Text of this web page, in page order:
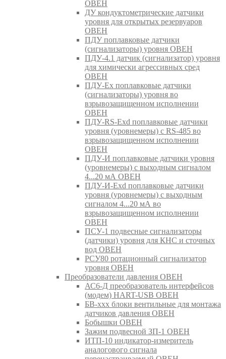
ОВЕН
ДУ кондуктометрические датчики
уровня для открытых резервуаров
ОВЕН
ПДУ поплавковые датчики
(сигнализаторы) уровня ОВЕН
ПДУ-4.1 датчик (сигнализатор) уровня
для химически агрессивных сред
ОВЕН
ПДУ-Ex поплавковые датчики
(сигнализаторы) уровня во
взрывозащищенном исполнении
ОВЕН
ПДУ-RS-Exd поплавковые датчики
уровня (уровнемеры) с RS-485 во
взрывозащищенном исполнении
ОВЕН
ПДУ-И поплавковые датчики уровня
(уровнемеры) с выходным сигналом
4...20 мА ОВЕН
ПДУ-И-Exd поплавковые датчики
уровня (уровнемеры) с выходным
сигналом 4...20 мА во
взрывозащищенном исполнении
ОВЕН
ПСУ-1 подвесные сигнализаторы
(датчики) уровня для КНС и сточных
вод ОВЕН
РСУ80 ротационный сигнализатор
уровня ОВЕН
Преобразователи давления ОВЕН
АС6-Д преобразователь интерфейсов
(модем) HART-USB ОВЕН
БВ-ххх блоки вентильные для монтажа
датчиков давления ОВЕН
Бобышки ОВЕН
Зажим подвесной ЗП-1 ОВЕН
ИТП-10 индикатор-измеритель
аналогового сигнала